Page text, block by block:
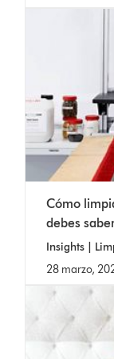
Cómo
debes
Insights |
28 marzo,